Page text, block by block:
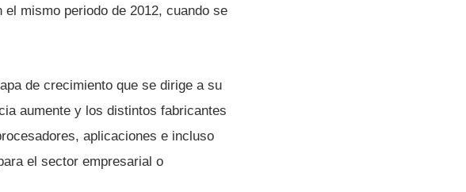
mismo periodo de 2012, cuando se
de crecimiento que se dirige a su
aumente y los distintos fabricantes
aplicaciones e incluso
el sector empresarial o